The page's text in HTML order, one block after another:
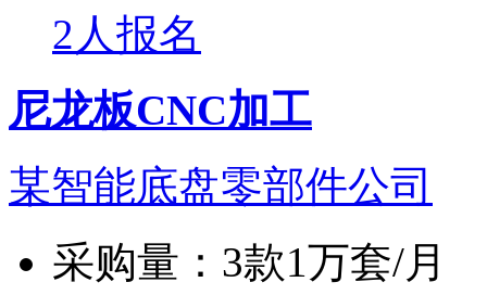
2人报名
尼龙板CNC加工
某智能底盘零部件公司
采购量： 3款1万套/月